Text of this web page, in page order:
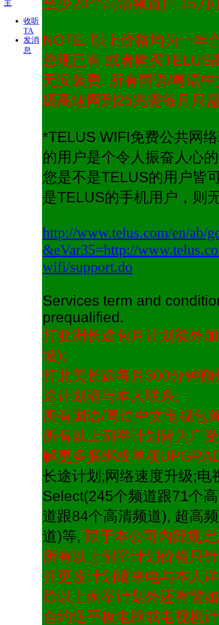
收听
TA
发消
息
NOTE: 以上价格均为一年
您现已有,或者购买TELUS
无安装费. 所有国语/粤语
级高速网到25兆需每月只
*TELUS WIFI免费公共网
的用户是个令人振奋人心
您是不是TELUS的用户皆
是TELUS的手机用户，则
http://www.telus.com/en/ab/
&eVar35=http://
wifi/support.do
Services term and
prequalified.
打亚洲长途包月计划额外
坡);
打北美长途每月300分钟
途计划请与本人联系;
所有国语/粤语中文电视包
所有以上例举计划皆为广
解更多捆绑或单项
长途计划;网络速度升级;电
Select(245个频道跟71个
道跟84个高清频道), 超高
道)等, 限于本公司内部规
所有以上例举计划价格只
并更改计划请来电与本人
除以上例举计划外还有譬
合约送平板电脑或电视机